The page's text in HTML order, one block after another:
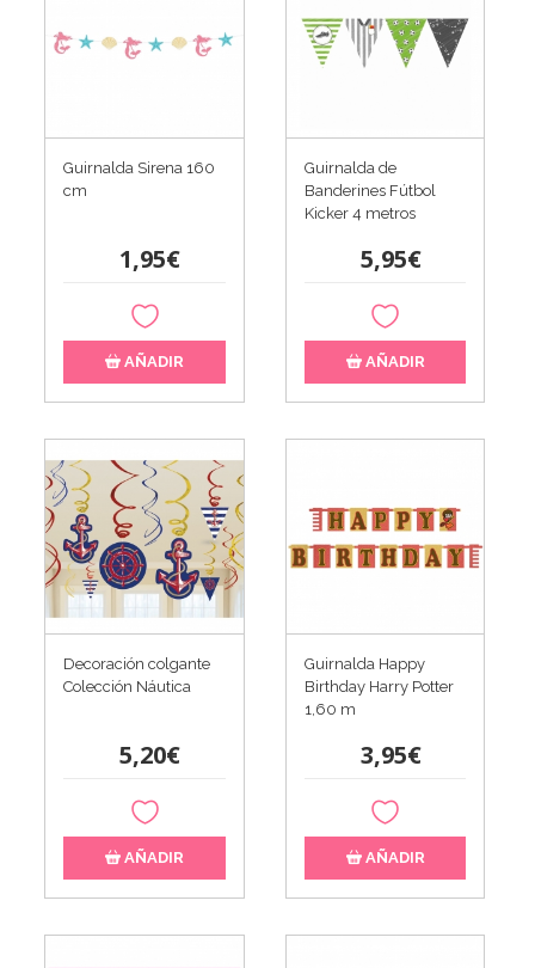
Guirnalda Sirena 160
cm
1,95€
AÑADIR
Guirnalda de
Banderines Fútbol
Kicker 4 metros
5,95€
AÑADIR
Decoración colgante
Colección Náutica
5,20€
AÑADIR
Guirnalda Happy
Birthday Harry Potter
1,60 m
3,95€
AÑADIR